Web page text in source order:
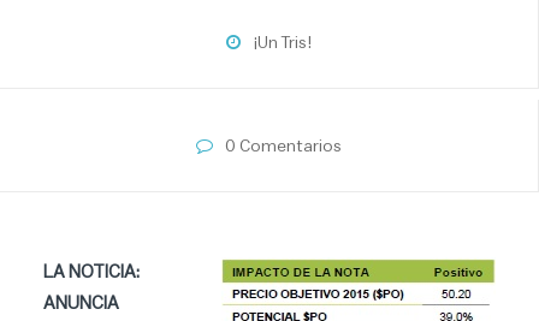
¡Un Tris!
0 Comentarios
LA NOTICIA:
ANUNCIA